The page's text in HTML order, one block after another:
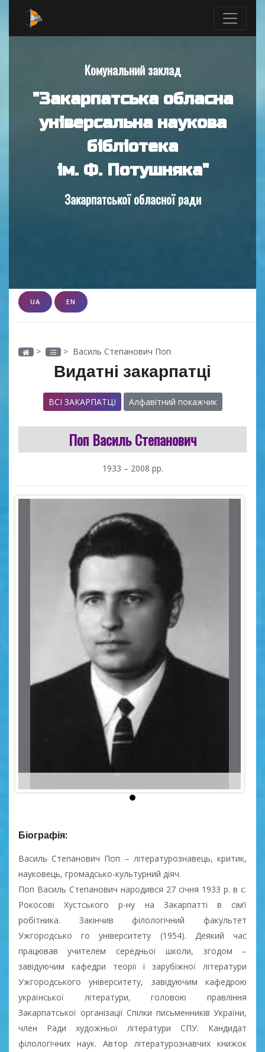
Комунальний заклад
"Закарпатська обласна
універсальна наукова
бібліотека
ім. Ф. Потушняка"
Закарпатської обласної ради
UA EN
> > Василь Степанович Поп
Видатні закарпатці
ВСІ ЗАКАРПАТЦІ Алфавітний покажчик
Поп Василь Степанович
1933 – 2008 рр.
Біографія:
Василь Степанович Поп – літературознавець, критик,
науковець, громадсько-культурний діяч.
Поп Василь Степанович народився 27 січня 1933 р. в с.
Рокосові Хустського р-ну на Закарпатті в сім’ї
робітника. Закінчив філологічний факультет
Ужгородсько го університету (1954). Деякий час
працював учителем середньої школи, згодом –
завідуючим кафедри теорії і зарубіжної літератури
Ужгородського університету, завідуючим кафедрою
української літератури, головою правління
Закарпатської організації Спілки письменників України,
член Ради художньої літератури СПУ. Кандидат
філологічних наук. Автор літературознавчих книжок